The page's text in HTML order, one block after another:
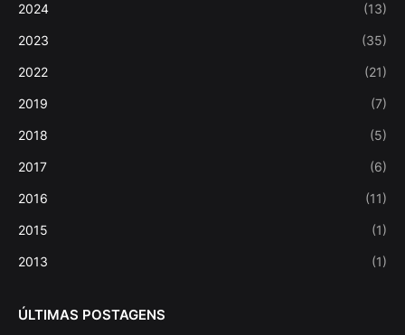
2024 (13)
2023 (35)
2022 (21)
2019 (7)
2018 (5)
2017 (6)
2016 (11)
2015 (1)
2013 (1)
ÚLTIMAS POSTAGENS